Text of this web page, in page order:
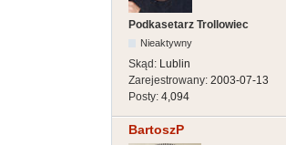
Podkasetarz Trollowiec
Nieaktywny
Skąd: Lublin
Zarejestrowany: 2003-07-13
Posty: 4,094
BartoszP